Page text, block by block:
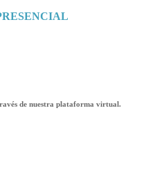
de nuestra plataforma virtual.